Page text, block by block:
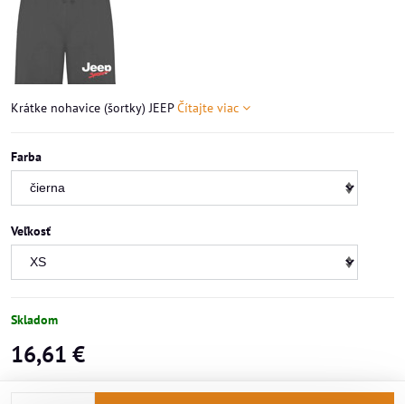
Krátke nohavice (šortky) JEEPČítajte viac
Farba
Veľkosť
Skladom
16,61 €